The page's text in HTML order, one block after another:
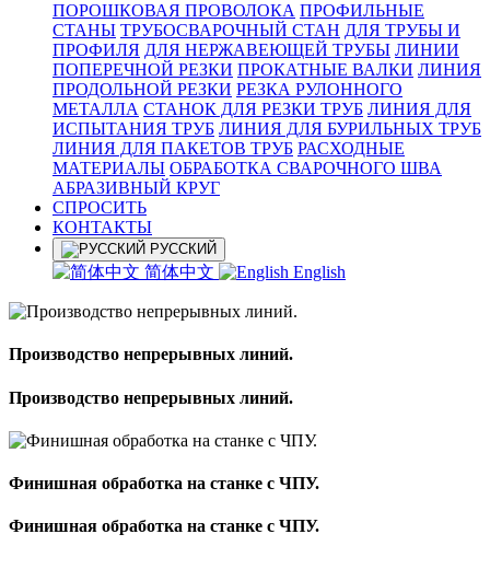
ПОРОШКОВАЯ ПРОВОЛОКА ПРОФИЛЬНЫЕ
СТАНЫ ТРУБОСВАРОЧНЫЙ СТАН ДЛЯ ТРУБЫ И
ПРОФИЛЯ ДЛЯ НЕРЖАВЕЮЩЕЙ ТРУБЫ ЛИНИИ
ПОПЕРЕЧНОЙ РЕЗКИ ПРОКАТНЫЕ ВАЛКИ ЛИНИЯ
ПРОДОЛЬНОЙ РЕЗКИ РЕЗКА РУЛОННОГО
МЕТАЛЛА СТАНОК ДЛЯ РЕЗКИ ТРУБ ЛИНИЯ ДЛЯ
ИСПЫТАНИЯ ТРУБ ЛИНИЯ ДЛЯ БУРИЛЬНЫХ ТРУБ
ЛИНИЯ ДЛЯ ПАКЕТОВ ТРУБ РАСХОДНЫЕ
МАТЕРИАЛЫ OБРАБОТКА СВАРОЧНОГО ШВА
АБРАЗИВНЫЙ КРУГ
СПРОСИТЬ
КОНТАКТЫ
РУССКИЙ
简体中文 English
Производство непрерывных линий.
Производство непрерывных линий.
Финишная обработка на станке с ЧПУ.
Финишная обработка на станке с ЧПУ.